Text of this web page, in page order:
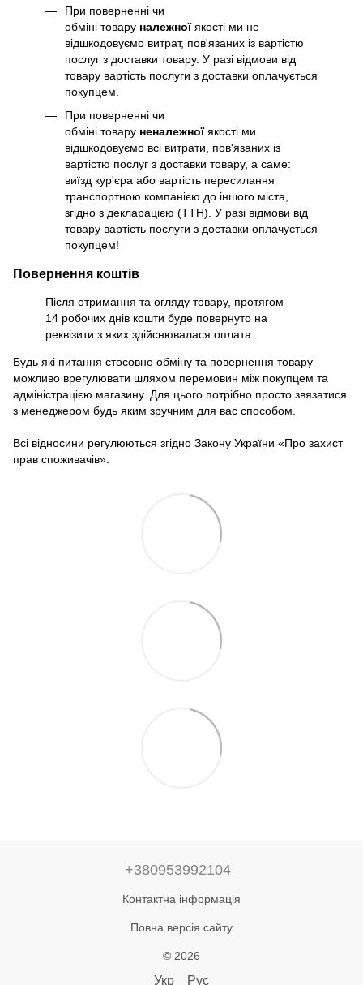
При поверненні чи
обміні товару належноїякості ми не
відшкодовуємо витрат, пов'язаних із вартістю
послуг з доставки товару. У разі відмови від
товару вартість послуги з доставки оплачується
покупцем.
При поверненні чи
обміні товару неналежноїякості ми
відшкодовуємо всі витрати, пов'язаних із
вартістю послуг з доставки товару, а саме:
виїзд кур'єра або вартість пересилання
транспортною компанією до іншого міста,
згідно з декларацією (ТТН). У разі відмови від
товару вартість послуги з доставки оплачується
покупцем!
Повернення коштів
Після отримання та огляду товару, протягом
14 робочих днів кошти буде повернуто на
реквізити з яких здійснювалася оплата.
Будь які питання стосовно обміну та повернення товару
можливо врегулювати шляхом перемовин між покупцем та
адміністрацією магазину. Для цього потрібно просто звязатися
з менеджером будь яким зручним для вас способом.
Всі відносини регулюються згідно Закону України «Про захист
прав споживачів».
+380953992104
Контактна інформація
Повна версія сайту
© 2026
Укр Рус